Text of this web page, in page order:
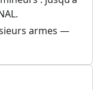
armes —